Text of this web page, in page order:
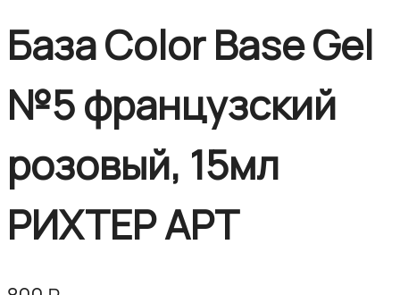
База Color Base Gel
№5 французский
розовый, 15мл
РИХТЕР АРТ